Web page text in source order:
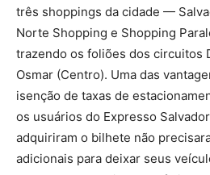
três shoppings da cidade —
Norte Shopping e Shopping
trazendo os foliões dos circuitos
Osmar (Centro). Uma das
isenção de taxas de
os usuários do Expresso
adquiriram o bilhete não
adicionais para deixar seus